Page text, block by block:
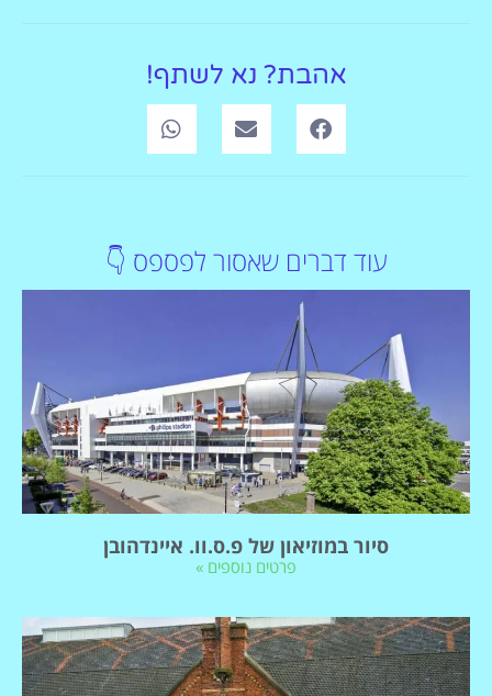
אהבת? נא לשתף!
עוד דברים שאסור לפספס 👇
סיור במוזיאון של פ.ס.וו. איינדהובן
פרטים נוספים »